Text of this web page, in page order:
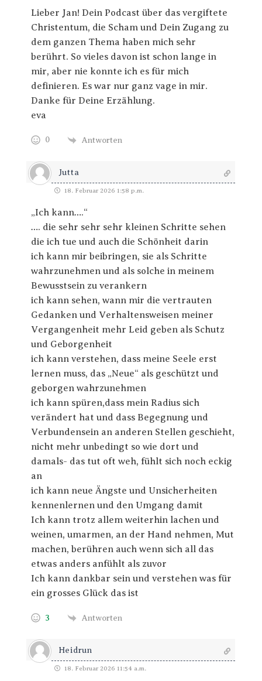
Lieber Jan! Dein Podcast über das vergiftete
Christentum, die Scham und Dein Zugang zu
dem ganzen Thema haben mich sehr
berührt. So vieles davon ist schon lange in
mir, aber nie konnte ich es für mich
definieren. Es war nur ganz vage in mir.
Danke für Deine Erzählung.
eva
0 Antworten
Jutta
18. Februar 2026 1:58 p.m.
„Ich kann….“
…. die sehr sehr sehr kleinen Schritte sehen
die ich tue und auch die Schönheit darin
ich kann mir beibringen, sie als Schritte
wahrzunehmen und als solche in meinem
Bewusstsein zu verankern
ich kann sehen, wann mir die vertrauten
Gedanken und Verhaltensweisen meiner
Vergangenheit mehr Leid geben als Schutz
und Geborgenheit
ich kann verstehen, dass meine Seele erst
lernen muss, das „Neue“ als geschützt und
geborgen wahrzunehmen
ich kann spüren,dass mein Radius sich
verändert hat und dass Begegnung und
Verbundensein an anderen Stellen geschieht,
nicht mehr unbedingt so wie dort und
damals- das tut oft weh, fühlt sich noch eckig
an
ich kann neue Ängste und Unsicherheiten
kennenlernen und den Umgang damit
Ich kann trotz allem weiterhin lachen und
weinen, umarmen, an der Hand nehmen, Mut
machen, berühren auch wenn sich all das
etwas anders anfühlt als zuvor
Ich kann dankbar sein und verstehen was für
ein grosses Glück das ist
3 Antworten
Heidrun
18. Februar 2026 11:54 a.m.